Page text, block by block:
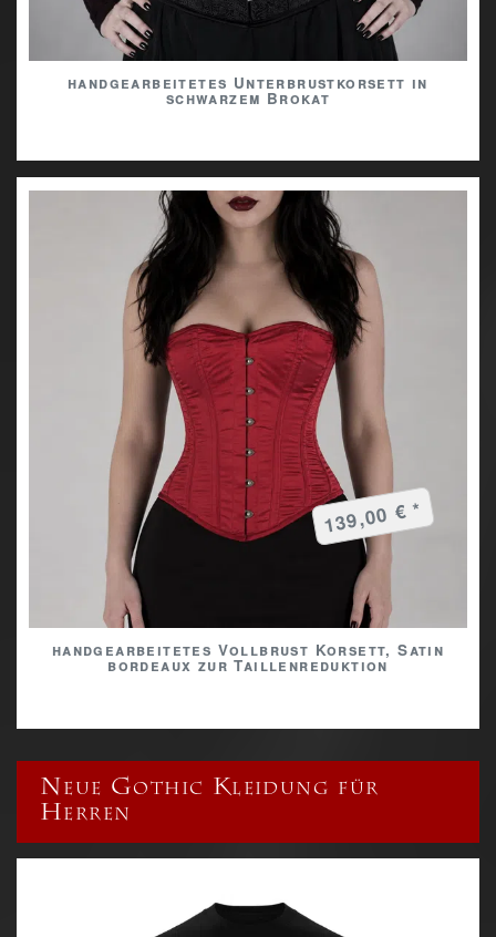
handgearbeitetes Unterbrustkorsett in
schwarzem Brokat
handgearbeitetes Vollbrust Korsett, Satin
bordeaux zur Taillenreduktion
139,00 € *
Neue Gothic Kleidung für
Herren